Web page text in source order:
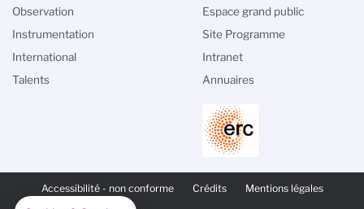
PAGE
SECONDAIRE
Accessibilité - non conforme Crédits Mentions légales
Observation
Instrumentation
International
Talents
Espace grand public
Site Programme
Intranet
Annuaires
cookies
gestion des cookies du CNRS est élaborée en
sur les cookies qu’il utilise et le contrôle
à son fonctionnement et son
Consentements certifiés par